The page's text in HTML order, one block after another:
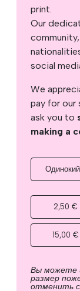
print.
Our
social
We
pay for our
ask you to
making a
Одинокий
2,50 €
15,00
Вы можете
размер
отменить